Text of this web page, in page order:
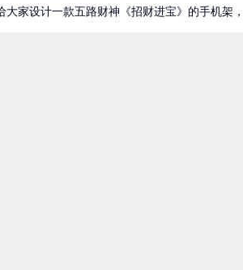
大家设计一款五路财神《招财进宝》的手机架